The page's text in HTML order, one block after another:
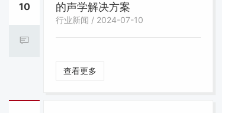
10
的声学解决方案
行业新闻 / 2024-07-10
查看更多